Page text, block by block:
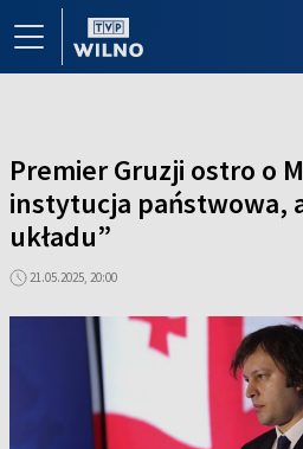
Premier Gruzji ostro o
instytucja państwowa,
układu”
21.05.2025, 20:00